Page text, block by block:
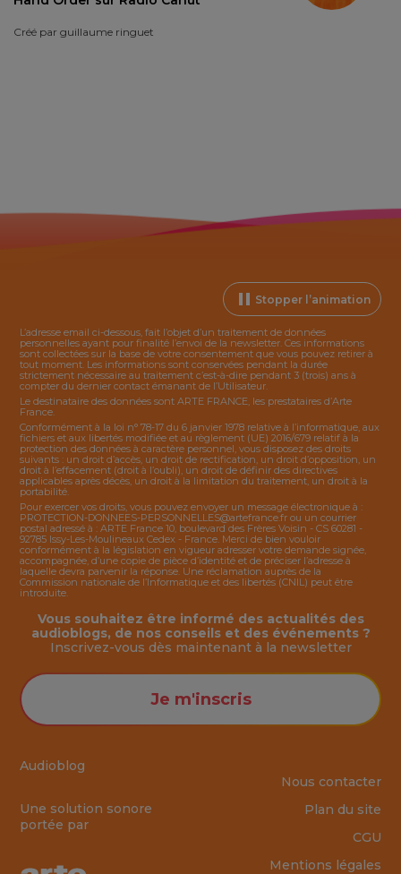
Créé par guillaume ringuet
Stopper l’animation
L’adresse email ci-dessous, fait l’objet d’un traitement de données
personnelles ayant pour finalité l’envoi de la newsletter. Ces informations
sont collectées sur la base de votre consentement que vous pouvez retirer à
tout moment. Les informations sont conservées pendant la durée
strictement nécessaire au traitement c’est-à-dire pendant 3 (trois) ans à
compter du dernier contact émanant de l’Utilisateur.
Le destinataire des données sont ARTE FRANCE, les prestataires d’Arte
France.
Conformément à la loi n° 78-17 du 6 janvier 1978 relative à l’informatique, aux
fichiers et aux libertés modifiée et au règlement (UE) 2016/679 relatif à la
protection des données à caractère personnel, vous disposez des droits
suivants : un droit d’accès, un droit de rectification, un droit d’opposition, un
droit à l’effacement (droit à l’oubli), un droit de définir des directives
applicables après décès, un droit à la limitation du traitement, un droit à la
portabilité.
Pour exercer vos droits, vous pouvez envoyer un message électronique à :
PROTECTION-DONNEES-PERSONNELLES@artefrance.fr ou un courrier
postal adressé à : ARTE France 10, boulevard des Frères Voisin - CS 60281 -
92785 Issy-Les-Moulineaux Cedex - France. Merci de bien vouloir
conformément à la législation en vigueur adresser votre demande signée,
accompagnée, d’une copie de pièce d’identité et de préciser l’adresse à
laquelle devra parvenir la réponse. Une réclamation auprès de la
Commission nationale de l’Informatique et des libertés (CNIL) peut être
introduite.
Audioblog
Une solution sonore
portée par
Vous souhaitez être informé des actualités des
audioblogs, de nos conseils et des événements ?
Inscrivez-vous dès maintenant à la newsletter
Je m'inscris
Nous contacter
Plan du site
CGU
Mentions légales